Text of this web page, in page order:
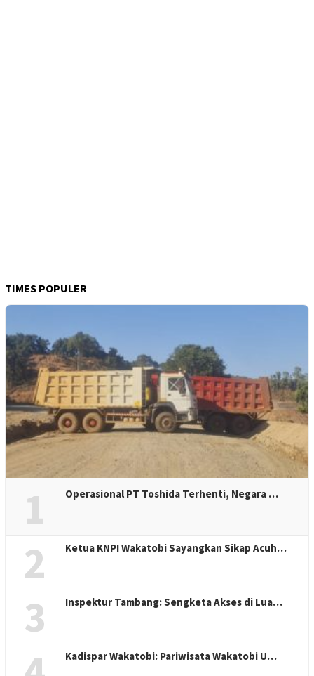
TIMES POPULER
1 Operasional PT Toshida Terhenti, Negara …
2 Ketua KNPI Wakatobi Sayangkan Sikap Acuh…
3 Inspektur Tambang: Sengketa Akses di Lua…
Kadispar Wakatobi: Pariwisata Wakatobi U…